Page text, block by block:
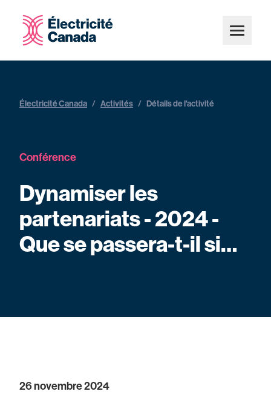
Électricité Canada / Activités / Détails de l'activité
Conférence
Dynamiser les
partenariats - 2024 -
Que se passera-t-il si…
26 novembre 2024